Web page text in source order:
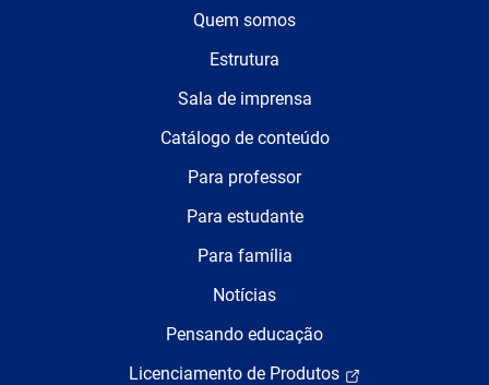
Quem somos
Estrutura
Sala de imprensa
Catálogo de conteúdo
Para professor
Para estudante
Para família
Notícias
Pensando educação
Licenciamento de Produtos